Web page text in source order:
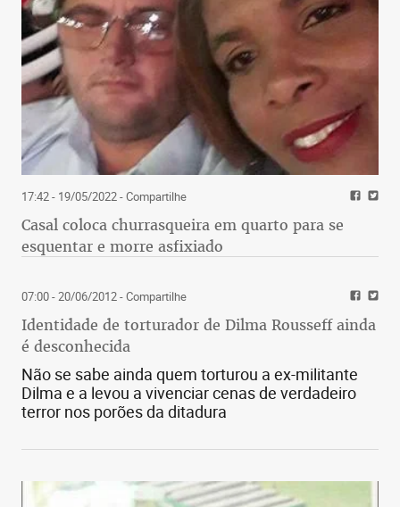
17:42 - 19/05/2022- Compartilhe
Casal coloca churrasqueira em quarto para se
esquentar e morre asfixiado
07:00 - 20/06/2012- Compartilhe
Identidade de torturador de Dilma Rousseff ainda
é desconhecida
Não se sabe ainda quem torturou a ex-militante
Dilma e a levou a vivenciar cenas de verdadeiro
terror nos porões da ditadura